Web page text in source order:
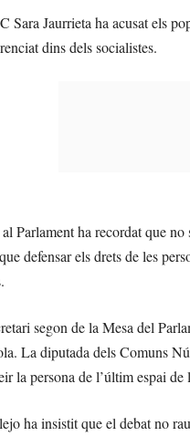
Sara Jaurrieta ha acusat els
dins dels socialistes.
Parlament ha recordat que
defensar els drets de les
segon de la Mesa del
La diputada dels Comuns
la persona de l’últim espai
ha insistit que el debat no